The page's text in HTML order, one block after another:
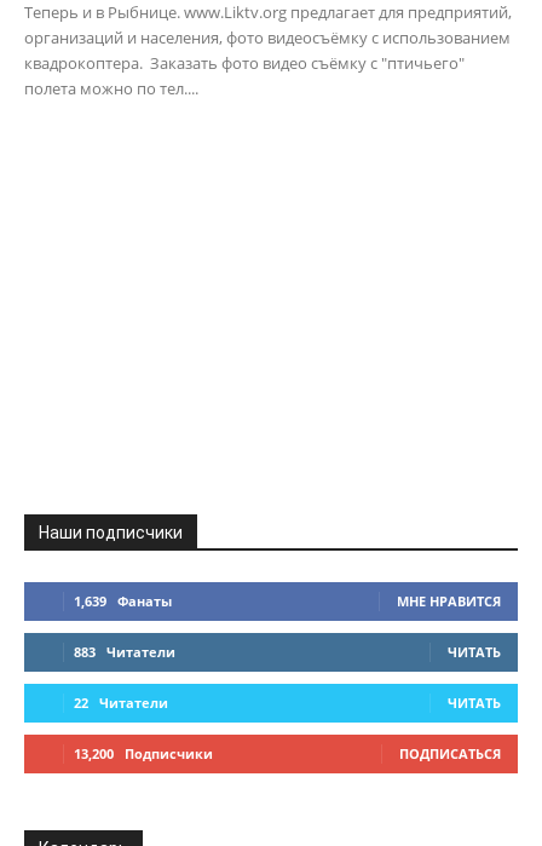
Теперь и в Рыбнице. www.Liktv.org предлагает для предприятий,
организаций и населения, фото видеосъёмку с использованием
квадрокоптера. Заказать фото видео съёмку с "птичьего"
полета можно по тел....
Наши подписчики
1,639 Фанаты МНЕ НРАВИТСЯ
883 Читатели ЧИТАТЬ
22 Читатели ЧИТАТЬ
13,200 Подписчики ПОДПИСАТЬСЯ